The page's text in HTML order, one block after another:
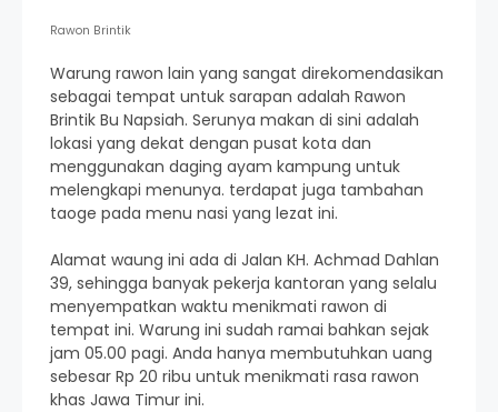
Rawon Brintik
Warung rawon lain yang sangat direkomendasikan
sebagai tempat untuk sarapan adalah Rawon
Brintik Bu Napsiah. Serunya makan di sini adalah
lokasi yang dekat dengan pusat kota dan
menggunakan daging ayam kampung untuk
melengkapi menunya. terdapat juga tambahan
taoge pada menu nasi yang lezat ini.
Alamat waung ini ada di Jalan KH. Achmad Dahlan
39, sehingga banyak pekerja kantoran yang selalu
menyempatkan waktu menikmati rawon di
tempat ini. Warung ini sudah ramai bahkan sejak
jam 05.00 pagi. Anda hanya membutuhkan uang
sebesar Rp 20 ribu untuk menikmati rasa rawon
khas Jawa Timur ini.